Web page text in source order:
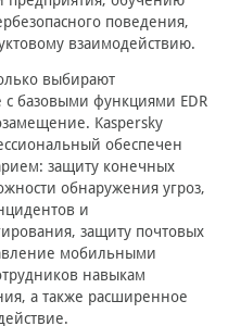
поведения,
взаимодействию.
выбирают
базовыми функциями EDR
Kaspersky
обеспечен
защиту конечных
обнаружения угроз,
и
защиту почтовых
мобильными
навыкам
а также расширенное